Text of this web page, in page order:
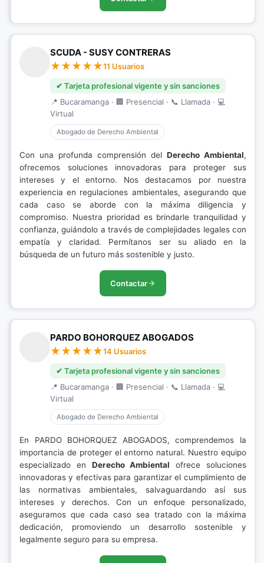
SCUDA - SUSY CONTRERAS
11 Usuarios
✔ Tarjeta profesional vigente y sin sanciones
📍 Bucaramanga · 🏢 Presencial · 📞 Llamada · 💻
Virtual
Abogado de Derecho Ambiental
Con una profunda comprensión del Derecho Ambiental,
ofrecemos soluciones innovadoras para proteger sus
intereses y el entorno. Nos destacamos por nuestra
experiencia en regulaciones ambientales, asegurando que
cada caso se aborde con la máxima diligencia y
compromiso. Nuestra prioridad es brindarle tranquilidad y
confianza, guiándolo a través de complejidades legales con
empatía y claridad. Permítanos ser su aliado en la
búsqueda de un futuro más sostenible y justo.
Contactar
PARDO BOHORQUEZ ABOGADOS
14 Usuarios
✔ Tarjeta profesional vigente y sin sanciones
📍 Bucaramanga · 🏢 Presencial · 📞 Llamada · 💻
Virtual
Abogado de Derecho Ambiental
En PARDO BOHORQUEZ ABOGADOS, comprendemos la
importancia de proteger el entorno natural. Nuestro equipo
especializado en Derecho Ambiental ofrece soluciones
innovadoras y efectivas para garantizar el cumplimiento de
las normativas ambientales, salvaguardando así sus
intereses y derechos. Con un enfoque personalizado,
aseguramos que cada caso sea tratado con la máxima
dedicación, promoviendo un desarrollo sostenible y
legalmente seguro para su empresa.